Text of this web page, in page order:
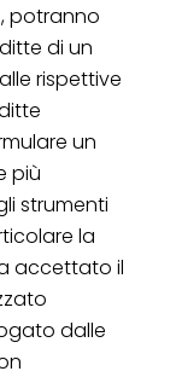
potranno
di un
rispettive
un
più
strumenti
la
accettato il
dalle